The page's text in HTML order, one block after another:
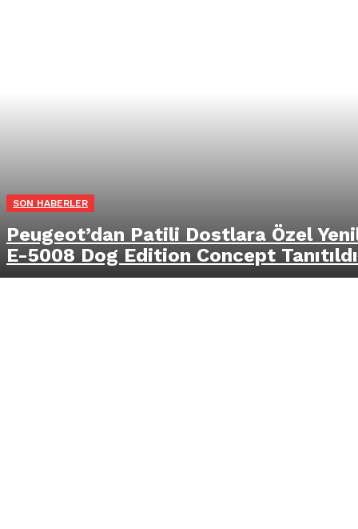
SON HABERLER
Peugeot’dan Patili Dostlara Özel
E-5008 Dog Edition Concept Tanıtıldı